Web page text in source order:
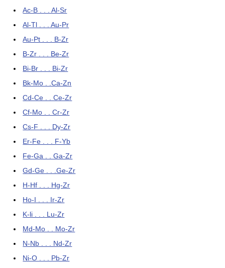
Ac-B . . . Al-Sr
Al-Tl . . . Au-Pr
Au-Pt . . . B-Zr
B-Zr . . . Be-Zr
Bi-Br . . . Bi-Zr
Bk-Mo . .Ca-Zn
Cd-Ce . . Ce-Zr
Cf-Mo . . Cr-Zr
Cs-F . . . Dy-Zr
Er-Fe . . . F-Yb
Fe-Ga . . Ga-Zr
Gd-Ge . . .Ge-Zr
H-Hf . . . Hg-Zr
Ho-I . . . Ir-Zr
K-li . . . Lu-Zr
Md-Mo . . Mo-Zr
N-Nb . . . Nd-Zr
Ni-O . . . Pb-Zr